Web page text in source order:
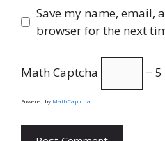
Save my name, email,
browser for the next
Math Captcha − 5
Powered by MathCaptcha